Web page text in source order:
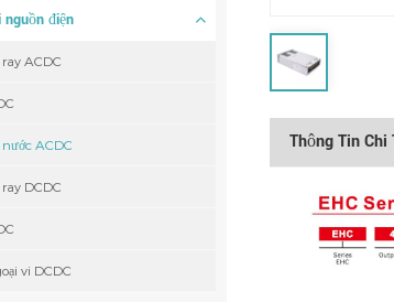
nguồn điện
ACDC
ACDC
DCDC
vi DCDC
Thông Tin Chi